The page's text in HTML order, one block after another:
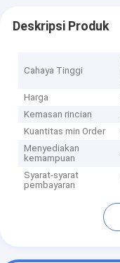
Deskripsi Produk
Cahaya Tinggi
Harga
Kemasan rincian
Kuantitas min Order
Menyediakan
kemampuan
Syarat-syarat
pembayaran